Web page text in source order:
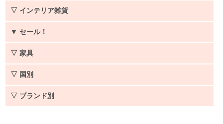
▽ インテリア雑貨
▼ セール！
▽ 家具
▽ 国別
▽ ブランド別